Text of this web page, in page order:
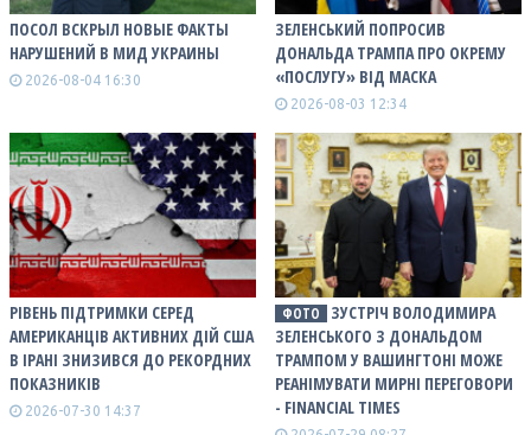
ПОСОЛ ВСКРЫЛ НОВЫЕ ФАКТЫ
НАРУШЕНИЙ В МИД УКРАИНЫ
2026-08-04 16:30
ЗЕЛЕНСЬКИЙ ПОПРОСИВ
ДОНАЛЬДА ТРАМПА ПРО ОКРЕМУ
«ПОСЛУГУ» ВІД МАСКА
2026-08-03 12:34
РІВЕНЬ ПІДТРИМКИ СЕРЕД
АМЕРИКАНЦІВ АКТИВНИХ ДІЙ США
В ІРАНІ ЗНИЗИВСЯ ДО РЕКОРДНИХ
ПОКАЗНИКІВ
2026-07-30 14:37
ФОТО
ЗУСТРІЧ ВОЛОДИМИРА
ЗЕЛЕНСЬКОГО З ДОНАЛЬДОМ
ТРАМПОМ У ВАШИНГТОНІ МОЖЕ
РЕАНІМУВАТИ МИРНІ ПЕРЕГОВОРИ
- FINANCIAL TIMES